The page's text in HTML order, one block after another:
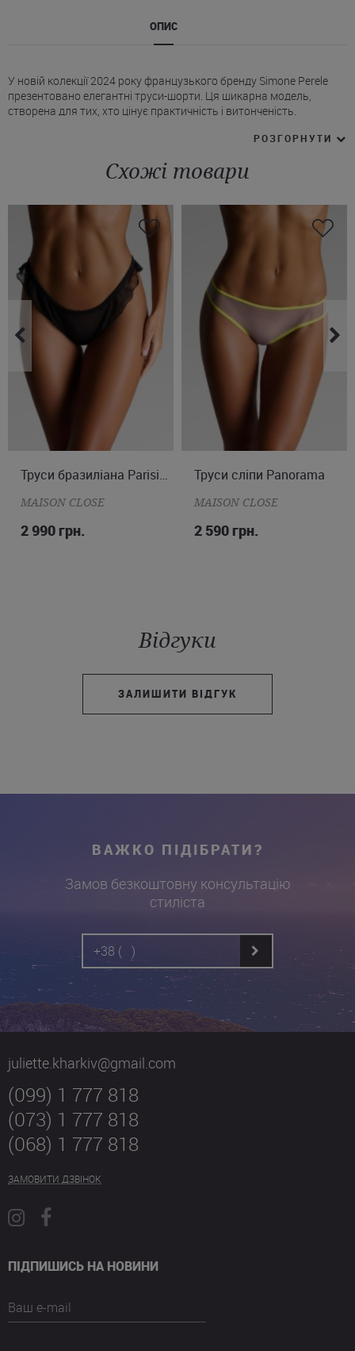
ОПИС
У новій колекції 2024 року французького бренду Simone Perele
презентовано елегантні труси-шорти. Ця шикарна модель,
створена для тих, хто цінує практичність і витонченість.
матеріали – гладка мікрофібра гармонійно контрастує з
* Задня панель повністю мереживна.
* Бічні частини трусиків виконані з вишуканого мереживного
тюлю.
* Еластичний пояс, підкладка (у зоні крокового шва) з
натуральної бавовни.
Для тих, хто віддає перевагу класичним і заспокійливим тонам,
доступні варіанти в кольорі бежевий, ваніль, мокко. Купити
труси шорти Simone Perele можна в комплекті з бюстгальтером.
Є доставка по Україні.
РОЗГОРНУТИ
Схожі товари
M Труси бразиліана Parisienne
MAISON CLOSE
2 990 грн.
S
Труси сліпи Panorama
MAISON CLOSE
2 590 грн.
Відгуки
ЗАЛИШИТИ ВІДГУК
ВАЖКО ПІДІБРАТИ?
Замов безкоштовну консультацію
стиліста
juliette.kharkiv@gmail.com
(099) 1 777 818
(073) 1 777 818
(068) 1 777 818
ЗАМОВИТИ ДЗВІНОК
ПІДПИШИСЬ НА НОВИНИ
Ваш e-mail